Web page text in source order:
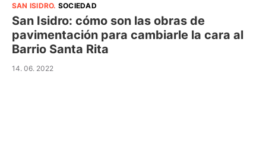
SAN ISIDRO. SOCIEDAD
San Isidro: cómo son las obras de
pavimentación para cambiarle la cara al
Barrio Santa Rita
14. 06. 2022